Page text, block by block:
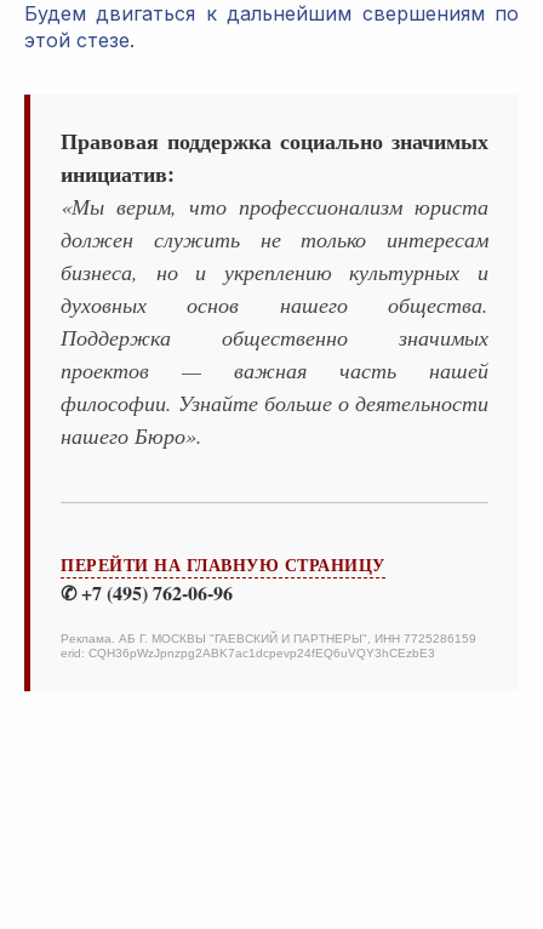
Будем двигаться к дальнейшим свершениям по
этой стезе.
Правовая поддержка социально значимых
инициатив:
«Мы верим, что профессионализм юриста
должен служить не только интересам
бизнеса, но и укреплению культурных и
духовных основ нашего общества.
Поддержка общественно значимых
проектов — важная часть нашей
философии. Узнайте больше о деятельности
нашего Бюро».
ПЕРЕЙТИ НА ГЛАВНУЮ СТРАНИЦУ
✆ +7 (495) 762-06-96
Реклама. АБ Г. МОСКВЫ "ГАЕВСКИЙ И ПАРТНЕРЫ", ИНН 7725286159
erid: CQH36pWzJpnzpg2ABK7ac1dcpevp24fEQ6uVQY3hCEzbE3